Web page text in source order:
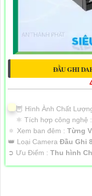
ĐẦU GHI
🦉 Hình Ành Chất
⚛️ Tích hợp công nghệ :
🔅 Xem ban đêm : Từng
👑 Loại Camera Đầu Ghi
️➲ Ưu Điểm : Thu hình